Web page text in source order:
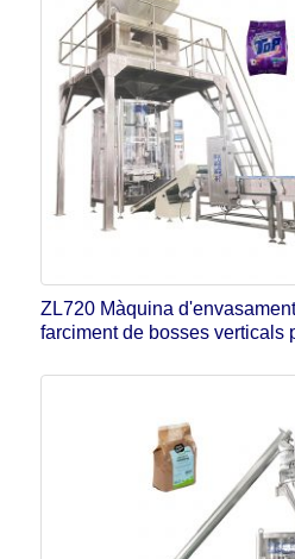
ZL720 Màquina
farciment de bosses verticals